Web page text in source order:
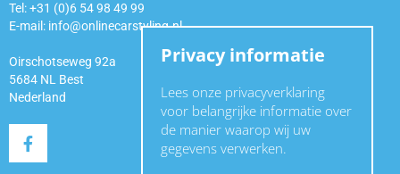
Tel: +31 (0)6 54 98 49 99
E-mail: info@onlinecarstyling.nl
Oirschotseweg 92a
5684 NL Best
Nederland
Privacy informatie
Lees onze privacyverklaring
voor belangrijke informatie over
de manier waarop wij uw
gegevens verwerken.